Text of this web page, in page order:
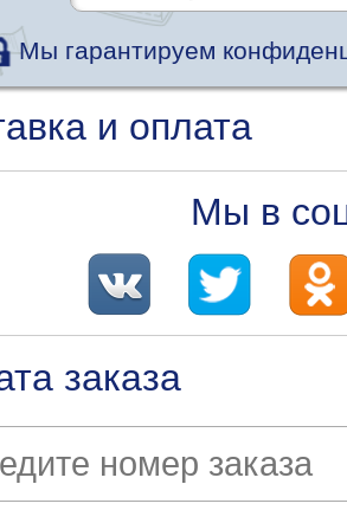
Мы гарантируем
и оплата
Мы в
заказа